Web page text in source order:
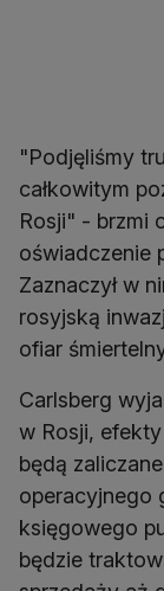
"Podjęliśmy
całkowitym
Rosji" - brzmi
oświadczenie
Zaznaczył w
rosyjską
ofiar
Carlsberg
w Rosji,
będą
operacyjnego
księgowego
będzie